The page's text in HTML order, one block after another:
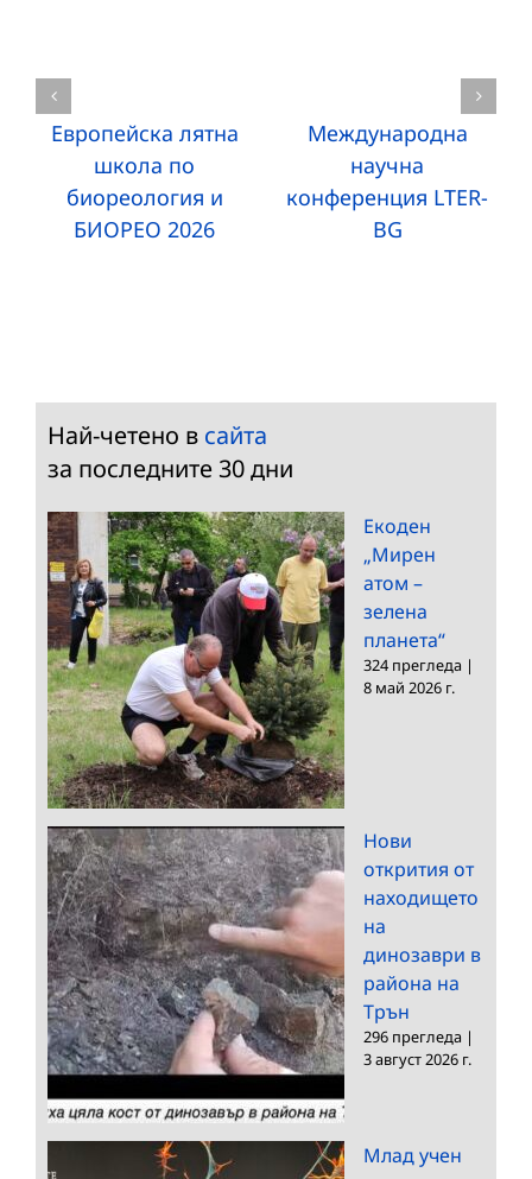
Европейска лятна
школа по
биореология и
БИОРЕО 2026
Международна
научна
конференция LTER-
BG
Най-четено в сайта
за последните 30 дни
Екоден
„Мирен
атом –
зелена
планета“
324 прегледа |
8 май 2026 г.
Нови
открития от
находището
на
динозаври в
района на
Трън
296 прегледа |
3 август 2026 г.
Млад учен